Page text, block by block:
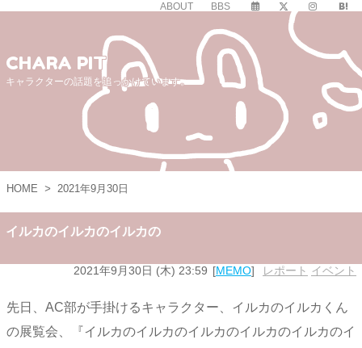
ABOUT BBS
CHARA PIT
キャラクターの話題を追っかけています。
HOME > 2021年9月30日
イルカのイルカのイルカの
2021年9月30日 (木) 23:59 MEMO レポート イベント
先日、AC部が手掛けるキャラクター、イルカのイルカくん
の展覧会、『イルカのイルカのイルカのイルカのイルカのイ